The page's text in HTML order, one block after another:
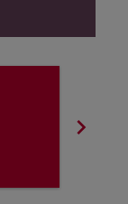
chevron_right